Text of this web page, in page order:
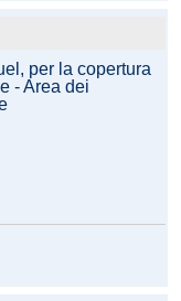
per la copertura
- Area dei